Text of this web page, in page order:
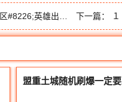
英雄出征 踏遍玛法 下一篇：